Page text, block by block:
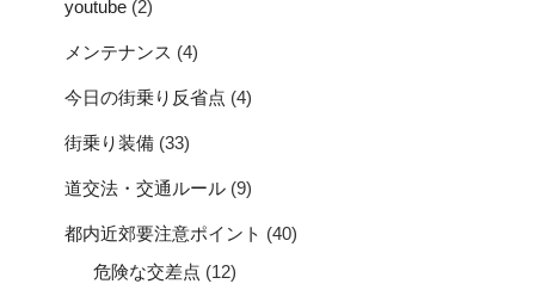
youtube (2)
メンテナンス (4)
今日の街乗り反省点 (4)
街乗り装備 (33)
道交法・交通ルール (9)
都内近郊要注意ポイント (40)
危険な交差点 (12)